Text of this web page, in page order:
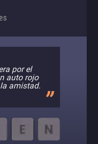
por el
auto rojo
amistad.